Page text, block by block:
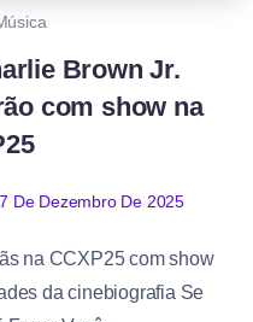
Brown Jr.
com show na
7 De Dezembro De 2025
na CCXP25 com show
da cinebiografia Se